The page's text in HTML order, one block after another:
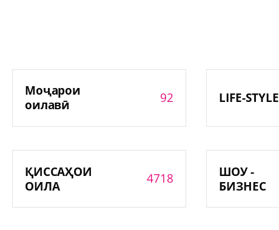
Моҷарои
оилавӣ
92 LIFE-STYLE
ҚИССАҲОИ
ОИЛА
4718
ШОУ -
БИЗНЕС